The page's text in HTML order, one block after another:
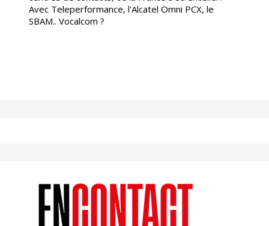
Avec Teleperformance, l'Alcatel Omni PCX, le
SBAM.. Vocalcom ?